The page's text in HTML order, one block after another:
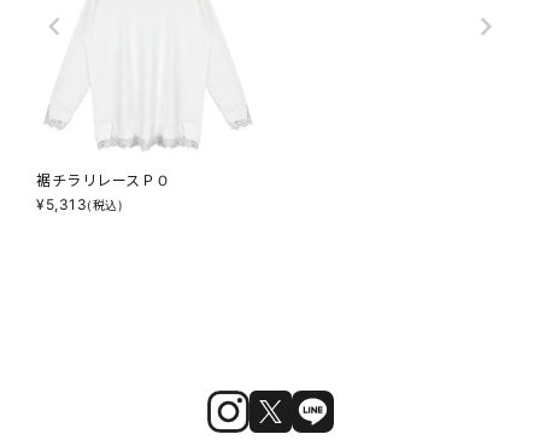
裾チラリレースＰＯ
¥5,313(税込)